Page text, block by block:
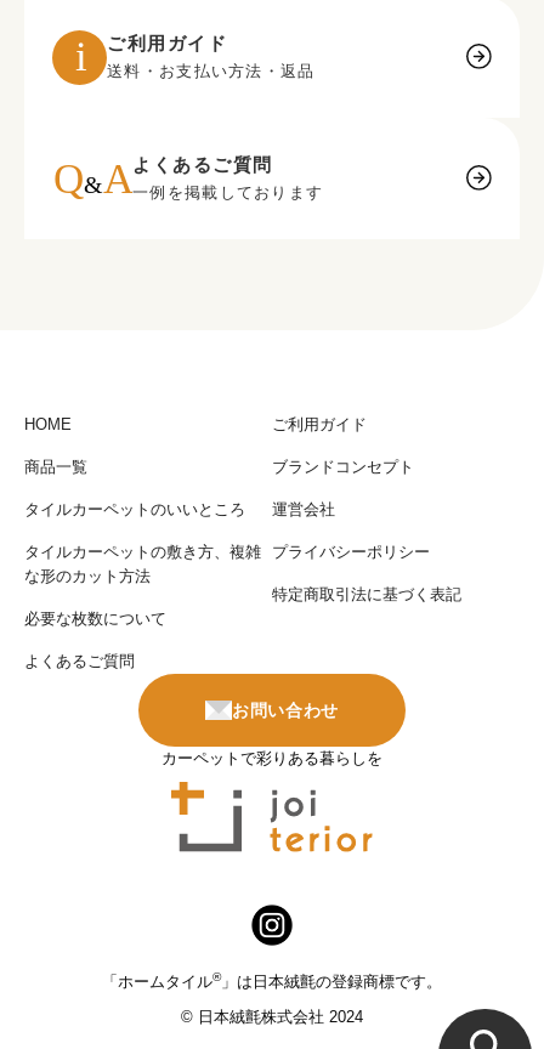
ご利用ガイド
送料・お支払い方法・返品
よくあるご質問
一例を掲載しております
HOME
商品一覧
タイルカーペットのいいところ
タイルカーペットの敷き方、複雑
な形のカット方法
必要な枚数について
よくあるご質問
ご利用ガイド
ブランドコンセプト
運営会社
プライバシーポリシー
特定商取引法に基づく表記
お問い合わせ
カーペットで彩りある暮らしを
「ホームタイル®」は日本絨氈の登録商標です。
© 日本絨氈株式会社 2024